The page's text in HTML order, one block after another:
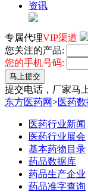
资讯
专属代理VIP渠道
您关注的产品:
您的手机号码:
马上提交
提交电话，厂家马
东方医药网>医药
医药行业新闻
医药行业展会
基本药物目录
药品数据库
药品生产企业
药品准字查询